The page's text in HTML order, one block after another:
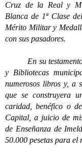
Cruz de la Real y
Blanca de 1ª Clase
Mérito Militar y
con sus pasadores.
En su testamento,
y Bibliotecas
numerosos libros y, a
que se construyera
caridad, benéfico o
Capital, a juicio de
de Enseñanza de
50.000 pesetas para